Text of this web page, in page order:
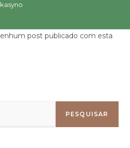
post publicado com esta
PESQUISAR